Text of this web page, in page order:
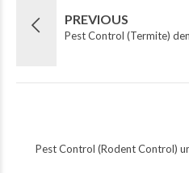
PREVIOUS
Pest Control (Termite)
Pest Control (Rodent Control)